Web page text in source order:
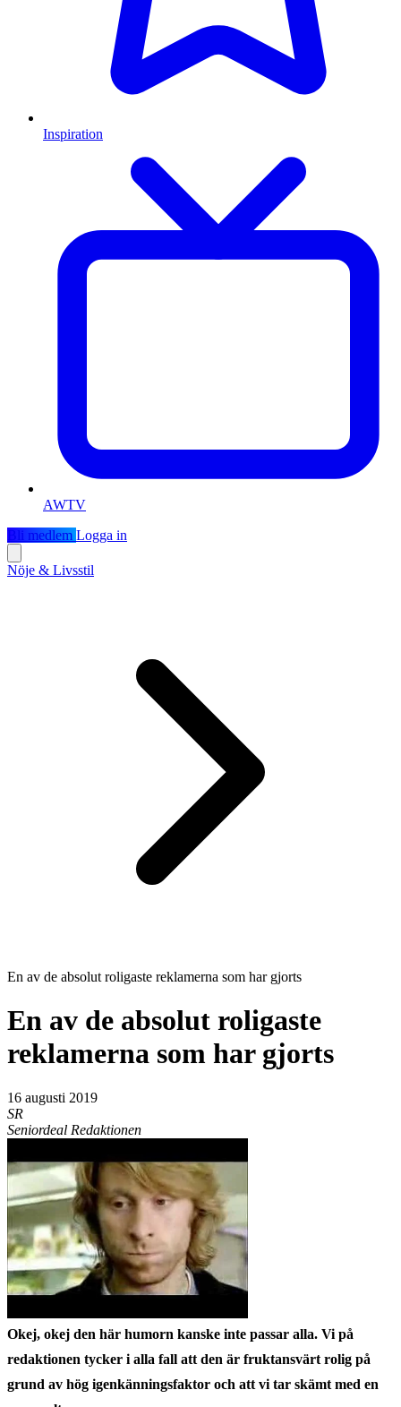
Inspiration
AWTV
Bli medlem Logga in
Nöje & Livsstil
En av de absolut roligaste reklamerna som har gjorts
En av de absolut roligaste
reklamerna som har gjorts
16 augusti 2019
SR
Seniordeal Redaktionen
Okej, okej den här humorn kanske inte passar alla. Vi på
redaktionen tycker i alla fall att den är fruktansvärt rolig på
grund av hög igenkänningsfaktor och att vi tar skämt med en